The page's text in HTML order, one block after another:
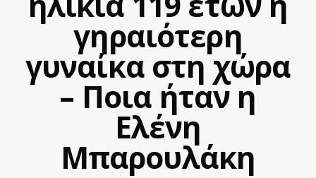
γηραιότερη
γυναίκα στη χώρα
– Ποια ήταν η
Ελένη
Μπαρουλάκη